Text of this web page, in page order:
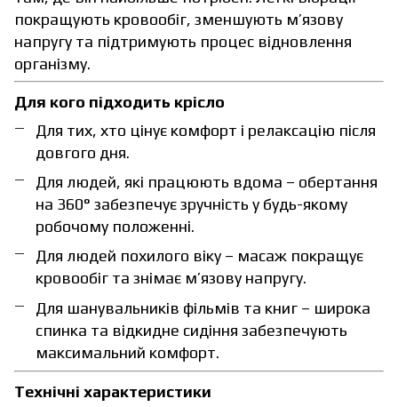
покращують кровообіг, зменшують м’язову
напругу та підтримують процес відновлення
організму.
Для кого підходить крісло
Для тих, хто цінує комфорт і релаксацію після
довгого дня.
Для людей, які працюють вдома – обертання
на 360° забезпечує зручність у будь-якому
робочому положенні.
Для людей похилого віку – масаж покращує
кровообіг та знімає м’язову напругу.
Для шанувальників фільмів та книг – широка
спинка та відкидне сидіння забезпечують
максимальний комфорт.
Технічні характеристики